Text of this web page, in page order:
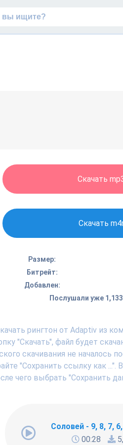
Скачать
Скачать
Размер:
Битрейт:
Добавлен:
Послушали уже
рингтон от Adaptiv из
"Скачать", файл будет
скачивания не началось
"Сохранить ссылку как ...".
чего выбрать "Сохранить
Соловей - 9, 8, 7,
00:28